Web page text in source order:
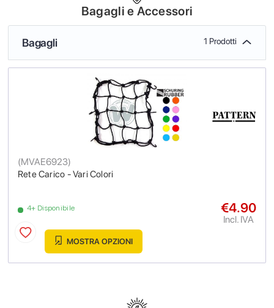
Bagagli e Accessori
Bagagli 1 Prodotti
Rete Carico - Vari Colori
(MVAE6923)
4+ Disponibile €4.90
Incl. IVA
MOSTRA OPZIONI